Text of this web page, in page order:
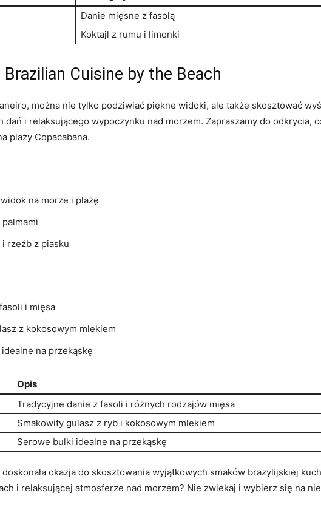
Danie⁣ mięsne z⁤ fasolą
Koktajl z rumu‍ i limonki
Cuisine by the Beach
można nie tylko podziwiać piękne ‍widoki, ale także skosztować
dań i relaksującego wypoczynku nad‍ morzem. ‌Zapraszamy do odkrycia,⁤
plaży Copacabana.
na morze i plażę
rzeźb‌ z piasku
i ‍mięsa
z kokosowym mlekiem
na przekąskę
Opis
Tradycyjne danie z⁣ fasoli ‌i różnych rodzajów mięsa
Smakowity gulasz z‌ ryb⁣ i⁢ kokosowym mlekiem
Serowe ⁤bulki idealne na⁣ przekąskę
okazja do skosztowania wyjątkowych⁤ smaków ‌brazylijskiej
i⁤ relaksującej ‍atmosferze nad morzem? Nie zwlekaj i wybierz się na